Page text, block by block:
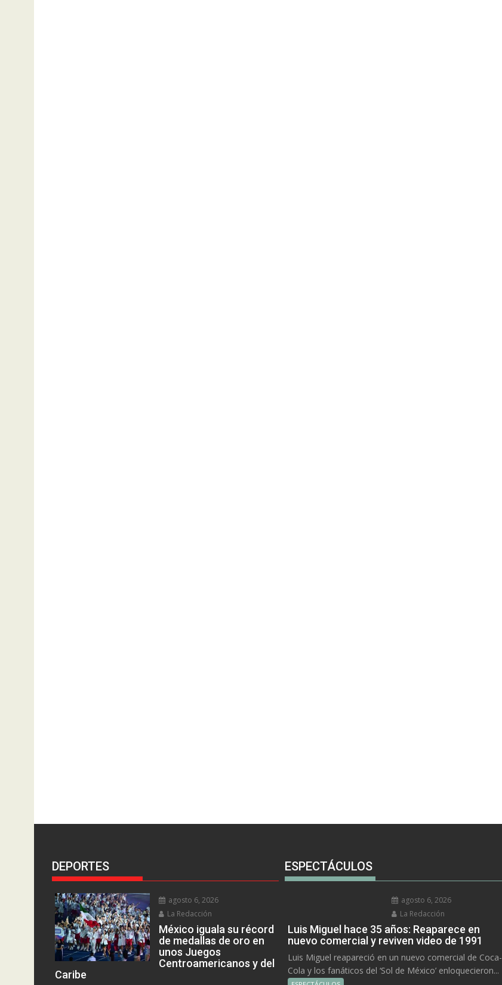
DEPORTES
agosto 6, 2026
La Redacción
México iguala su récord
de medallas de oro en
unos Juegos
Centroamericanos y del
Caribe
ESPECTÁCULOS
agosto 6, 2026
La Redacción
Luis Miguel hace 35 años: Reaparece en
nuevo comercial y reviven video de 1991
Luis Miguel reapareció en un nuevo comercial de Coca-
Cola y los fanáticos del ‘Sol de México’ enloquecieron...